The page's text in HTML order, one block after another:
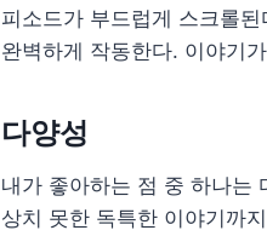
피소드가 부드럽게 스크롤
완벽하게 작동한다. 이야기
다양성
내가 좋아하는 점 중 하나는
상치 못한 독특한 이야기까